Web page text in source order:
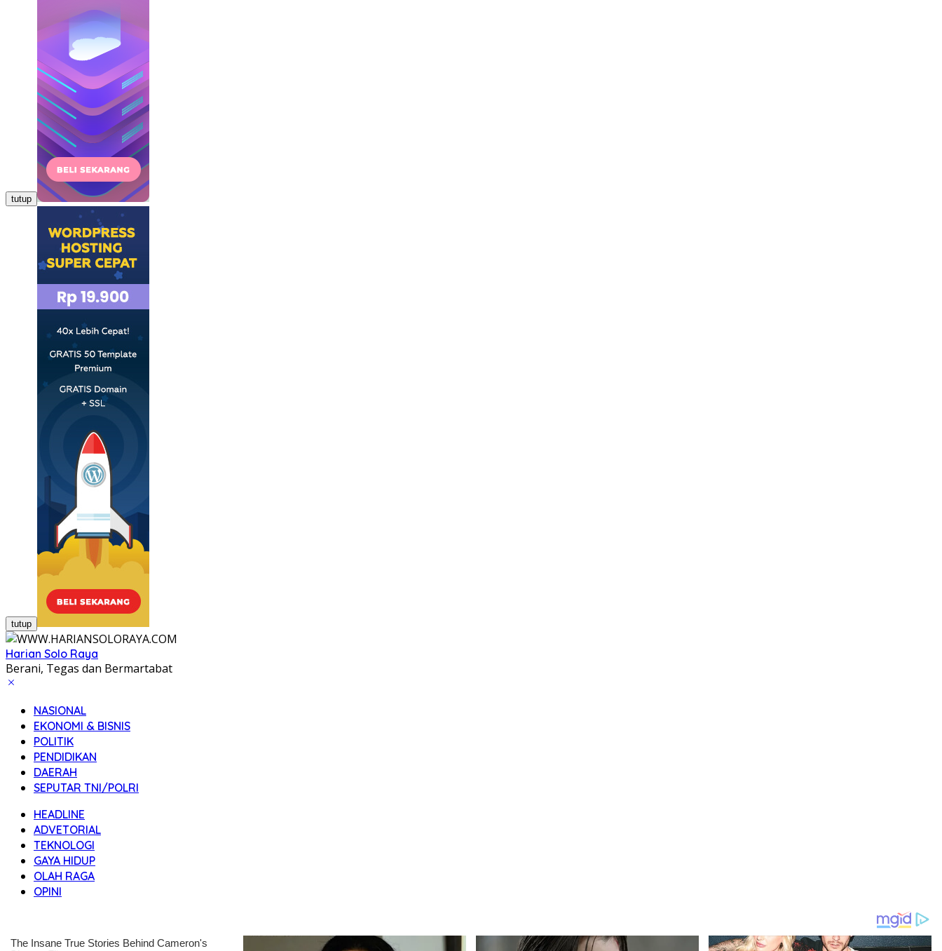
tutup
tutup
Harian Solo Raya
Berani, Tegas dan Bermartabat
NASIONAL
EKONOMI & BISNIS
POLITIK
PENDIDIKAN
DAERAH
SEPUTAR TNI/POLRI
HEADLINE
ADVETORIAL
TEKNOLOGI
GAYA HIDUP
OLAH RAGA
OPINI